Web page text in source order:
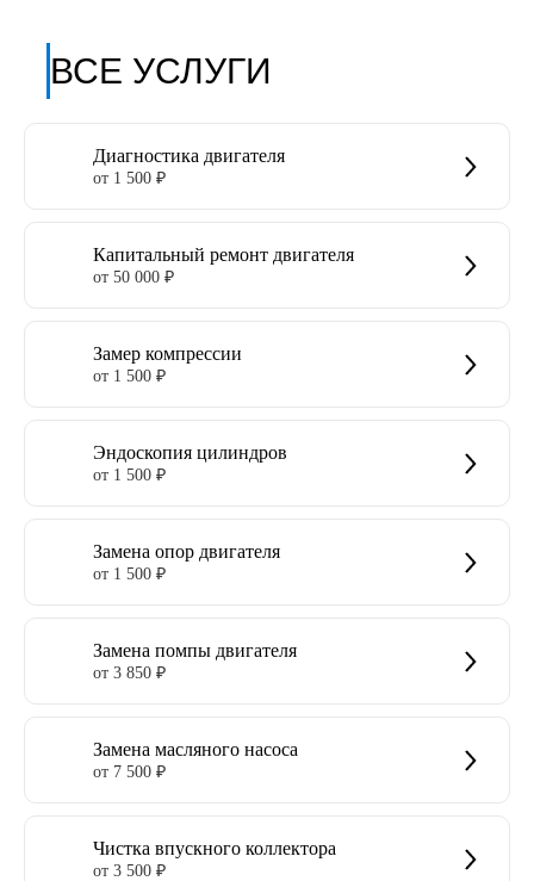
ВСЕ УСЛУГИ
Диагностика двигателя
от 1 500 ₽
Капитальный ремонт двигателя
от 50 000 ₽
Замер компрессии
от 1 500 ₽
Эндоскопия цилиндров
от 1 500 ₽
Замена опор двигателя
от 1 500 ₽
Замена помпы двигателя
от 3 850 ₽
Замена масляного насоса
от 7 500 ₽
Чистка впускного коллектора
от 3 500 ₽